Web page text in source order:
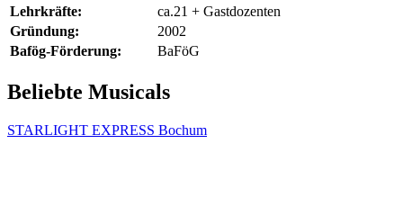
Lehrkräfte:
ca.21 + Gastdozenten
Gründung:
2002
Bafög-Förderung:
BaFöG
Beliebte Musicals
STARLIGHT EXPRESS Bochum